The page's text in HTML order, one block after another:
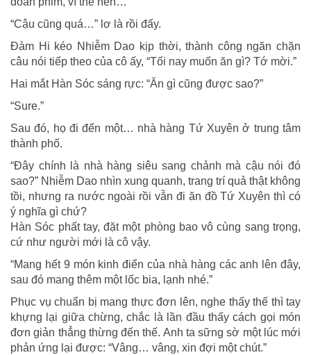
“Cậu cũng quá…” lơ là rồi đấy.
Đàm Hi kéo Nhiễm Dao kịp thời, thành công ngăn chặn
câu nói tiếp theo của cô ấy, “Tối nay muốn ăn gì? Tớ mời.”
Hai mắt Hàn Sóc sáng rực: “Ăn gì cũng được sao?”
“Sure.”
Sau đó, họ đi đến một… nhà hàng Tứ Xuyên ở trung tâm
thành phố.
“Đây chính là nhà hàng siêu sang chảnh mà cậu nói đó
sao?” Nhiễm Dao nhìn xung quanh, trang trí quả thật không
tồi, nhưng ra nước ngoài rồi vẫn đi ăn đồ Tứ Xuyên thì có
ý nghĩa gì chứ?
Hàn Sóc phất tay, đặt một phòng bao vô cùng sang trọng,
cứ như người mới là cô vậy.
“Mang hết 9 món kinh điển của nhà hàng các anh lên đây,
sau đó mang thêm một lốc bia, lạnh nhé.”
Phục vụ chuẩn bị mang thực đơn lên, nghe thấy thế thì tay
khựng lại giữa chừng, chắc là lần đầu thấy cách gọi món
đơn giản thẳng thừng đến thế. Anh ta sững sờ một lúc mới
phản ứng lại được: “Vâng… vâng, xin đợi một chút.”